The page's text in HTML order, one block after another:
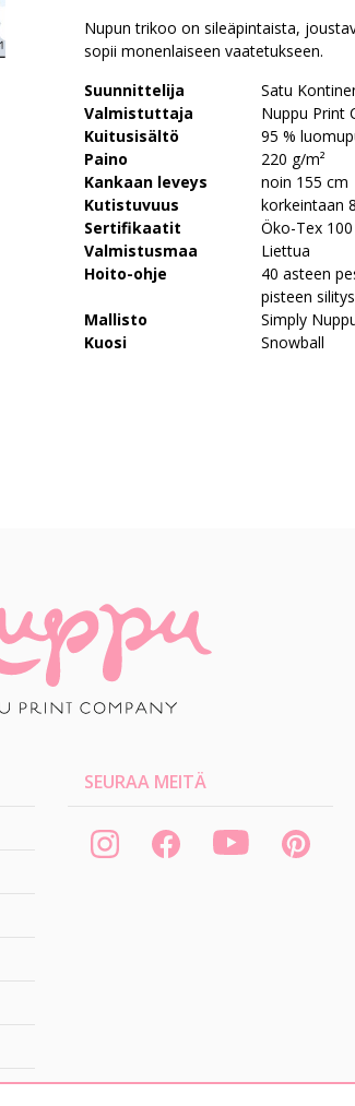
Nupun trikoo on sileäpintaista,
sopii monenlaiseen vaatetukseen.
Suunnittelija
Satu
Valmistuttaja
Nuppu Print
Kuitusisältö
95 %
Paino
220 g/m²
Kankaan leveys
noin 155 cm
Kutistuvuus
korkeintaan
Sertifikaatit
Öko-Tex 100
Valmistusmaa
Liettua
Hoito-ohje
40 asteen
pisteen silitys
Mallisto
Simply
Kuosi
Snowball
SEURAA MEITÄ